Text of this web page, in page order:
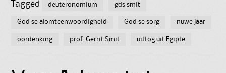
Tagged deuteronomium gds smit
God se alomteenwoordigheid God se sorg nuwe jaar
oordenking prof. Gerrit Smit uittog uit Egipte